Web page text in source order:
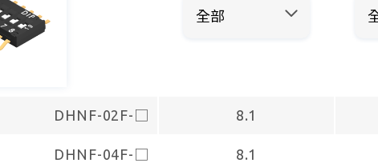
DHNF-02F-□ 8.1
DHNF-04F-□ 8.1